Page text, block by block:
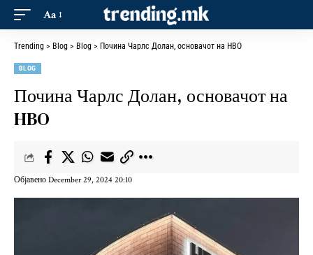
Aa
Trending > Blog > Blog > Почина Чарлс Долан, основачот на HBO
BLOG
Почина Чарлс Долан, основачот на
HBO
Објавено December 29, 2024 20:10